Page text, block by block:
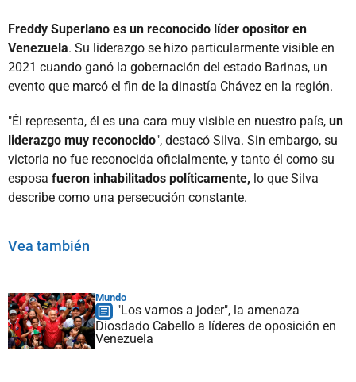
Freddy Superlano es un reconocido líder opositor en
Venezuela. Su liderazgo se hizo particularmente visible en
2021 cuando ganó la gobernación del estado Barinas, un
evento que marcó el fin de la dinastía Chávez en la región.
"Él representa, él es una cara muy visible en nuestro país, un
liderazgo muy reconocido", destacó Silva. Sin embargo, su
victoria no fue reconocida oficialmente, y tanto él como su
esposa fueron inhabilitados políticamente, lo que Silva
describe como una persecución constante.
Vea también
Mundo
"Los vamos a joder", la amenaza
Diosdado Cabello a líderes de oposición en
Venezuela